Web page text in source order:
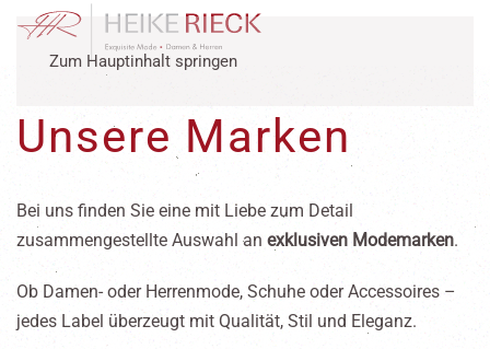
Zum Hauptinhalt springen
Unsere Marken
Bei uns finden Sie eine mit Liebe zum Detail
zusammengestellte Auswahl an exklusiven Modemarken.
Ob Damen- oder Herrenmode, Schuhe oder Accessoires –
jedes Label überzeugt mit Qualität, Stil und Eleganz.